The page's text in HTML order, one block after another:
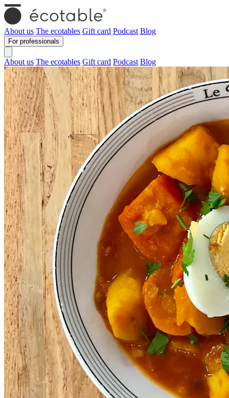
About us The ecotables Gift card Podcast Blog
For professionals
About us The ecotables Gift card Podcast Blog